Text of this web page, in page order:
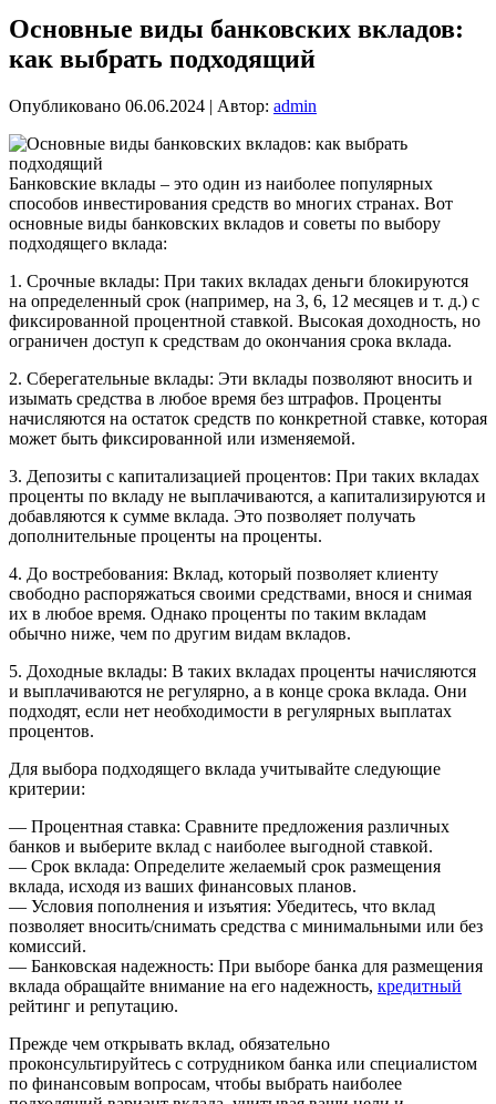
Основные виды банковских вкладов:
как выбрать подходящий
Опубликовано 06.06.2024 | Автор: admin
Банковские вклады – это один из наиболее популярных
способов инвестирования средств во многих странах. Вот
основные виды банковских вкладов и советы по выбору
подходящего вклада:
1. Срочные вклады: При таких вкладах деньги блокируются
на определенный срок (например, на 3, 6, 12 месяцев и т. д.) с
фиксированной процентной ставкой. Высокая доходность, но
ограничен доступ к средствам до окончания срока вклада.
2. Сберегательные вклады: Эти вклады позволяют вносить и
изымать средства в любое время без штрафов. Проценты
начисляются на остаток средств по конкретной ставке, которая
может быть фиксированной или изменяемой.
3. Депозиты с капитализацией процентов: При таких вкладах
проценты по вкладу не выплачиваются, а капитализируются и
добавляются к сумме вклада. Это позволяет получать
дополнительные проценты на проценты.
4. До востребования: Вклад, который позволяет клиенту
свободно распоряжаться своими средствами, внося и снимая
их в любое время. Однако проценты по таким вкладам
обычно ниже, чем по другим видам вкладов.
5. Доходные вклады: В таких вкладах проценты начисляются
и выплачиваются не регулярно, а в конце срока вклада. Они
подходят, если нет необходимости в регулярных выплатах
процентов.
Для выбора подходящего вклада учитывайте следующие
критерии:
— Процентная ставка: Сравните предложения различных
банков и выберите вклад с наиболее выгодной ставкой.
— Срок вклада: Определите желаемый срок размещения
вклада, исходя из ваших финансовых планов.
— Условия пополнения и изъятия: Убедитесь, что вклад
позволяет вносить/снимать средства с минимальными или без
комиссий.
— Банковская надежность: При выборе банка для размещения
вклада обращайте внимание на его надежность, кредитный
рейтинг и репутацию.
Прежде чем открывать вклад, обязательно
проконсультируйтесь с сотрудником банка или специалистом
по финансовым вопросам, чтобы выбрать наиболее